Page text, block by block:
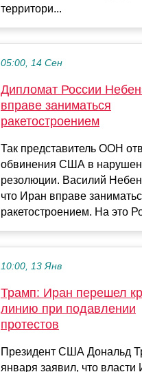
территори...
05:00, 14 Сен
Дипломат России
вправе заниматься
ракетостроением
Так представитель ООН
обвинения США в
резолюции. Василий
что Иран вправе
ракетостроением. На это
10:00, 13 Янв
Трамп: Иран перешел
линию при подавлении
протестов
Президент США Дональд
января заявил, что власти